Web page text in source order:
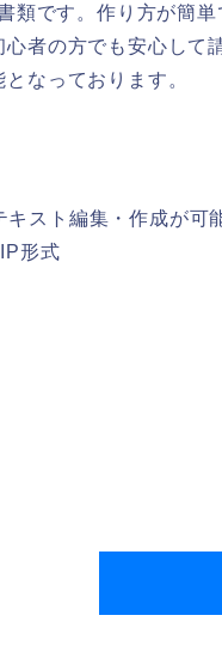
類です。作り方が簡
心者の方でも安心して
なっております。
キスト編集・作成が可
形式